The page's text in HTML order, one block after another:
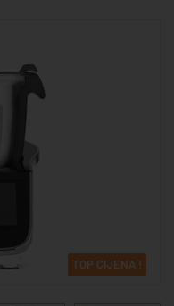
TOP CIJENA !